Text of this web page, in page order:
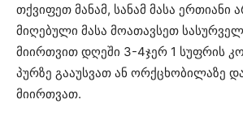
თქვიფეთ მანამ, სანამ მასა ერთიანი
მიღებული მასა მოათავსეთ
მიირთვით დღეში 3-4ჯერ 1 სუფრის
პურზე გააუსვათ ან ორქცხობილაზე
მიირთვათ.